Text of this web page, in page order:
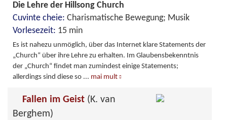
Die Lehre der Hillsong Church
Cuvinte cheie: Charismatische Bewegung; Musik
Vorlesezeit: 15 min
Es ist nahezu unmöglich, über das Internet klare Statements der
„Church“ über ihre Lehre zu erhalten. Im Glaubensbekenntnis
der „Church“ findet man zumindest einige Statements;
allerdings sind diese so ... mai mult
Fallen im Geist (K. van
Berghem)